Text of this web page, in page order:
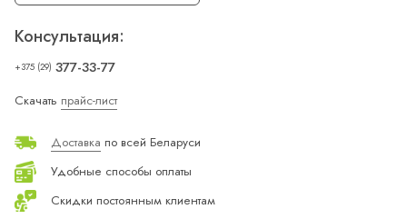
Консультация:
+375 (29) 377-33-77
Скачать прайс-лист
Доставка по всей Беларуси
Удобные способы оплаты
Скидки постоянным клиентам